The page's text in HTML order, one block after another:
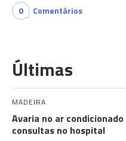
0 Comentários
Últimas
MADEIRA
Avaria no ar
consultas no hospital